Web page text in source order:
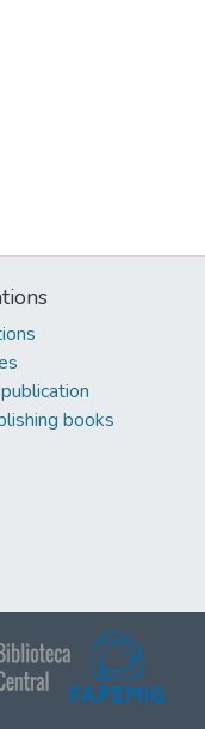
books